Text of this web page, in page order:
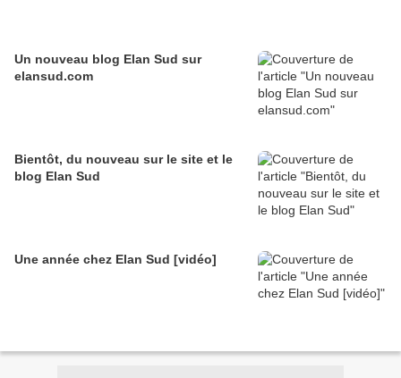
Un nouveau blog Elan Sud sur
elansud.com
Bientôt, du nouveau sur le site et le
blog Elan Sud
Une année chez Elan Sud [vidéo]